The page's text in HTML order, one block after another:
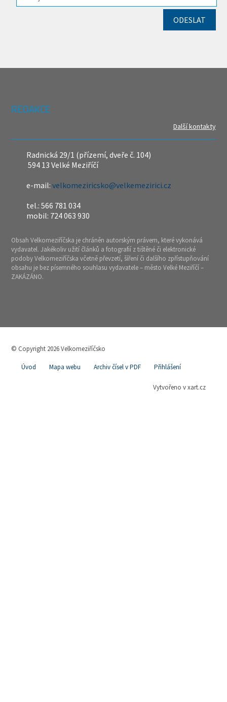
REDAKCE
Další kontakty
Radnická 29/1 (přízemí, dveře č. 104)
594 13 Velké Meziříčí
e-mail:velkomeziricsko@velkemezirici.cz
tel.: 566 781 034
mobil: 724 063 930
Obsah Velkomeziříčska je chráněn autorským právem, které vykonává
vydavatel. Jakékoliv užití článků a fotografií z tištěné či elektronické
podoby Velkomeziříčska včetně převzetí, šíření či dalšího zpřístupňování
obsahu je bez písemného souhlasu vydavatele – město Velké Meziříčí –
ZAKÁZÁNO.
© Copyright 2026 Velkomeziříčsko
Úvod Mapa webu Archiv čísel v PDF Přihlášení
Vytvořeno v xart.cz